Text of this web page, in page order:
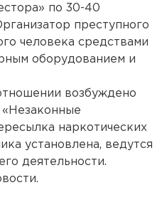
по 30-40
преступного
человека средствами
оборудованием и
возбуждено
«Незаконные
наркотических
установлена, ведутся
деятельности.